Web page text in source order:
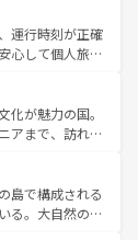
文化を体験で
はコンテンツ一覧
の
しい。
アフタヌーン
ブ、サッカー観
。イギリスを旅
運行時刻が正確
心して個人旅行
のユニークな
きも満喫する
も高いが、旅行
お、新
てほしい。
が魅力の国。
アまで、訪れる
エンターテイ
一方、アメリカ
オンやイエロー
島で構成される
る。大自然の神